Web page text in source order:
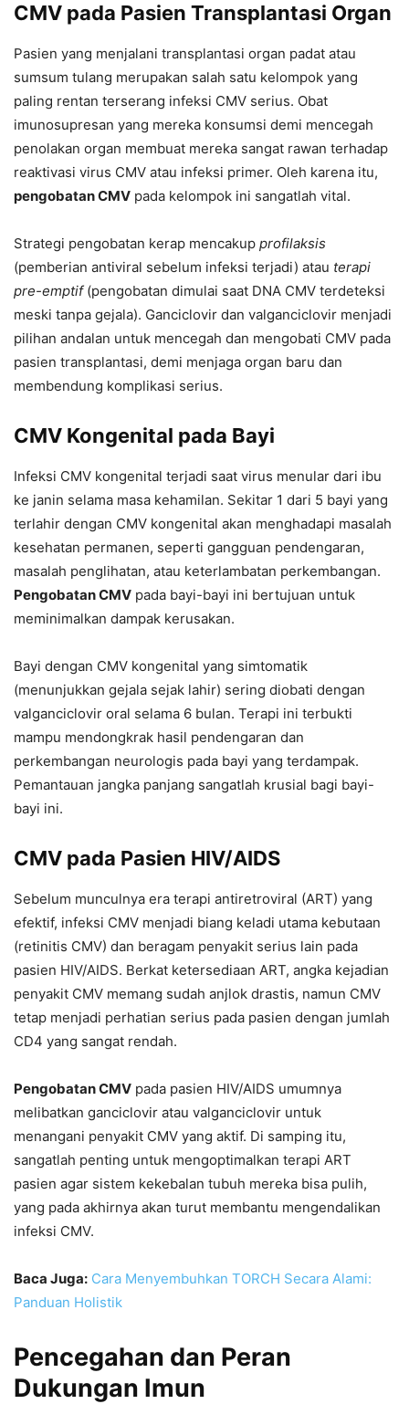
CMV pada Pasien Transplantasi Organ
Pasien yang menjalani transplantasi organ padat atau
sumsum tulang merupakan salah satu kelompok yang
paling rentan terserang infeksi CMV serius. Obat
imunosupresan yang mereka konsumsi demi mencegah
penolakan organ membuat mereka sangat rawan terhadap
reaktivasi virus CMV atau infeksi primer. Oleh karena itu,
pengobatan CMV pada kelompok ini sangatlah vital.
Strategi pengobatan kerap mencakup profilaksis
(pemberian antiviral sebelum infeksi terjadi) atau terapi
pre-emptif(pengobatan dimulai saat DNA CMV terdeteksi
meski tanpa gejala). Ganciclovir dan valganciclovir menjadi
pilihan andalan untuk mencegah dan mengobati CMV pada
pasien transplantasi, demi menjaga organ baru dan
membendung komplikasi serius.
CMV Kongenital pada Bayi
Infeksi CMV kongenital terjadi saat virus menular dari ibu
ke janin selama masa kehamilan. Sekitar 1 dari 5 bayi yang
terlahir dengan CMV kongenital akan menghadapi masalah
kesehatan permanen, seperti gangguan pendengaran,
masalah penglihatan, atau keterlambatan perkembangan.
Pengobatan CMV pada bayi-bayi ini bertujuan untuk
meminimalkan dampak kerusakan.
Bayi dengan CMV kongenital yang simtomatik
(menunjukkan gejala sejak lahir) sering diobati dengan
valganciclovir oral selama 6 bulan. Terapi ini terbukti
mampu mendongkrak hasil pendengaran dan
perkembangan neurologis pada bayi yang terdampak.
Pemantauan jangka panjang sangatlah krusial bagi bayi-
bayi ini.
CMV pada Pasien HIV/AIDS
Sebelum munculnya era terapi antiretroviral (ART) yang
efektif, infeksi CMV menjadi biang keladi utama kebutaan
(retinitis CMV) dan beragam penyakit serius lain pada
pasien HIV/AIDS. Berkat ketersediaan ART, angka kejadian
penyakit CMV memang sudah anjlok drastis, namun CMV
tetap menjadi perhatian serius pada pasien dengan jumlah
CD4 yang sangat rendah.
Pengobatan CMV pada pasien HIV/AIDS umumnya
melibatkan ganciclovir atau valganciclovir untuk
menangani penyakit CMV yang aktif. Di samping itu,
sangatlah penting untuk mengoptimalkan terapi ART
pasien agar sistem kekebalan tubuh mereka bisa pulih,
yang pada akhirnya akan turut membantu mengendalikan
infeksi CMV.
Baca Juga: Cara Menyembuhkan TORCH Secara Alami:
Panduan Holistik
Pencegahan dan Peran
Dukungan Imun